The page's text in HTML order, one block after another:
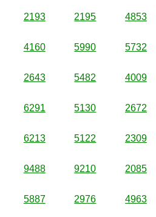
2193 2195 4853
4160 5990 5732
2643 5482 4009
6291 5130 2672
6213 5122 2309
9488 9210 2085
5887 2976 4963